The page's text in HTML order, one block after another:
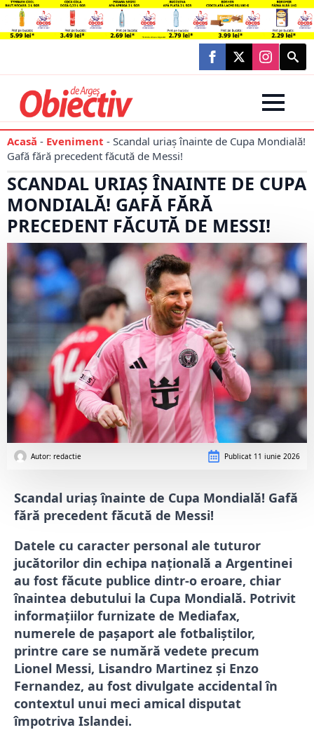
Search
for:
Acasă - Eveniment - Scandal uriaș înainte de Cupa Mondială!
Gafă fără precedent făcută de Messi!
SCANDAL URIAȘ ÎNAINTE DE CUPA
MONDIALĂ! GAFĂ FĂRĂ
PRECEDENT FĂCUTĂ DE MESSI!
Autor: redactie Publicat 11 iunie 2026
Scandal uriaș înainte de Cupa Mondială! Gafă
fără precedent făcută de Messi!
Datele cu caracter personal ale tuturor
jucătorilor din echipa națională a Argentinei
au fost făcute publice dintr-o eroare, chiar
înaintea debutului la Cupa Mondială. Potrivit
informațiilor furnizate de Mediafax,
numerele de pașaport ale fotbaliștilor,
printre care se numără vedete precum
Lionel Messi, Lisandro Martinez și Enzo
Fernandez, au fost divulgate accidental în
contextul unui meci amical disputat
împotriva Islandei.